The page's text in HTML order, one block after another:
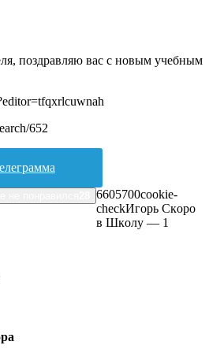
поздравляю вас с новым учебным
652
6605700cookie-
checkИгopь Cкopo
в Шкoлу — 1